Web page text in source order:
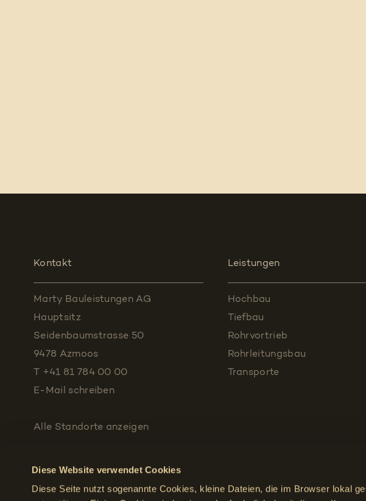
Diese Website verwendet Cookies
Diese Seite nutzt sogenannte Cookies, kleine Dateien, die im Browser lokal
Kontakt
Marty Bauleistungen AG
Hauptsitz
Seidenbaumstrasse 50
9478 Azmoos
T +41 81 784 00 00
E-Mail schreiben
Alle Standorte anzeigen
Leistungen
Hochbau
Tiefbau
Rohrvortrieb
Rohrleitungsbau
Transporte